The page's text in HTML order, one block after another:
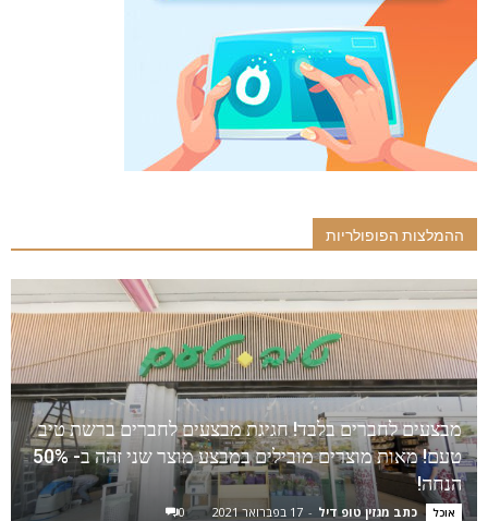
ההמלצות הפופולריות
מבצעים לחברים בלבד! חגיגת מבצעים לחברים ברשת טיב
טעם! מאות מוצרים מובילים במבצע מוצר שני זהה ב- 50%
הנחה!
אוכל כתב מגזין טופ דיל - 17 בפברואר 2021 0